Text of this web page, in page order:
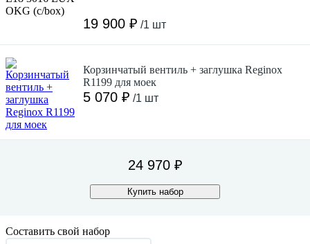
19 900 ₽ /1 шт
Корзинчатый вентиль + заглушка Reginox
R1199 для моек
5 070 ₽ /1 шт
24 970 ₽
Купить набор
Составить свой набор